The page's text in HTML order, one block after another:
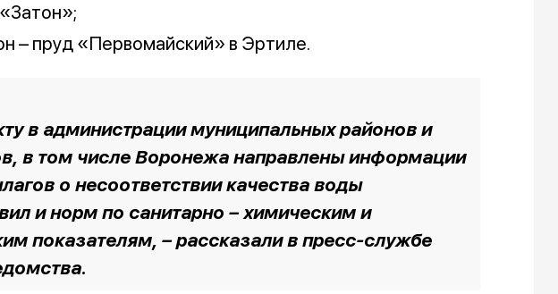
– пруд «Первомайский» в Эртиле.
в администрации муниципальных районов и
в том числе Воронежа направлены информации
о несоответствии качества воды
и норм по санитарно – химическим и
показателям, – рассказали в пресс-службе